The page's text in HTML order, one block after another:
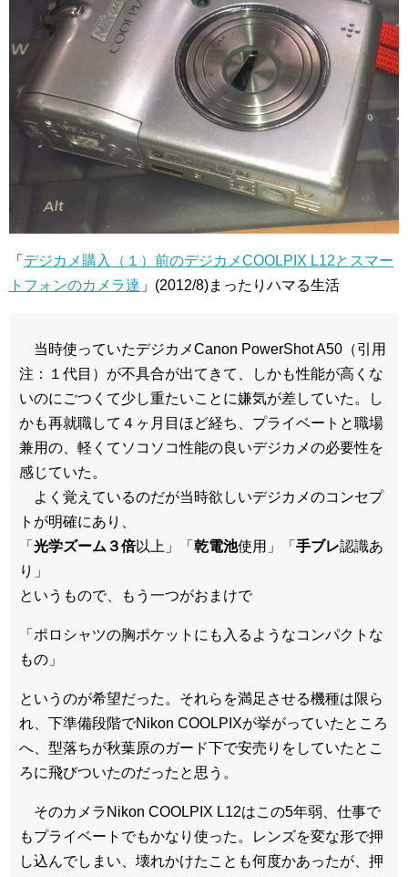
「 デジカメ購入（１）前のデジカメCOOLPIX L12とスマー
トフォンのカメラ達 」(2012/8)まったりハマる生活
当時使っていたデジカメCanon PowerShot A50（引用
注：１代目）が不具合が出てきて、しかも性能が高くな
いのにごつくて少し重たいことに嫌気が差していた。し
かも再就職して４ヶ月目ほど経ち、プライベートと職場
兼用の、軽くてソコソコ性能の良いデジカメの必要性を
感じていた。
よく覚えているのだが当時欲しいデジカメのコンセプ
トが明確にあり、
「 光学ズーム３倍以上」「 乾電池使用」「 手ブレ認識あ
り」
というもので、もう一つがおまけで
「ポロシャツの胸ポケットにも入るようなコンパクトな
もの」
というのが希望だった。それらを満足させる機種は限ら
れ、下準備段階でNikon COOLPIXが挙がっていたところ
へ、型落ちが秋葉原のガード下で安売りをしていたとこ
ろに飛びついたのだったと思う。
そのカメラNikon COOLPIX L12はこの5年弱、仕事で
もプライベートでもかなり使った。レンズを変な形で押
し込んでしまい、壊れかけたことも何度かあったが、押